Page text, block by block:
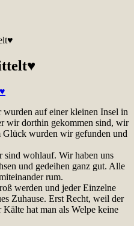
auf einer kleinen Insel in
wir dorthin gekommen sind, wir
Glück wurden wir gefunden und
sind wohlauf. Wir haben uns
und gedeihen ganz gut. Alle
rum.
werden und jeder Einzelne
Zuhause. Erst Recht, weil der
hat man als Welpe keine